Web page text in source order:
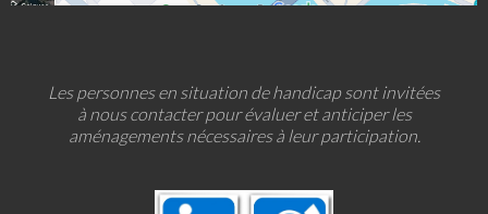
Les personnes en situation de handicap sont invitées
à nous contacter pour évaluer et anticiper les
aménagements nécessaires à leur participation.